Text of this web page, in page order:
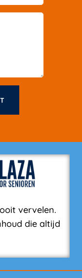
vervelen.
die altijd